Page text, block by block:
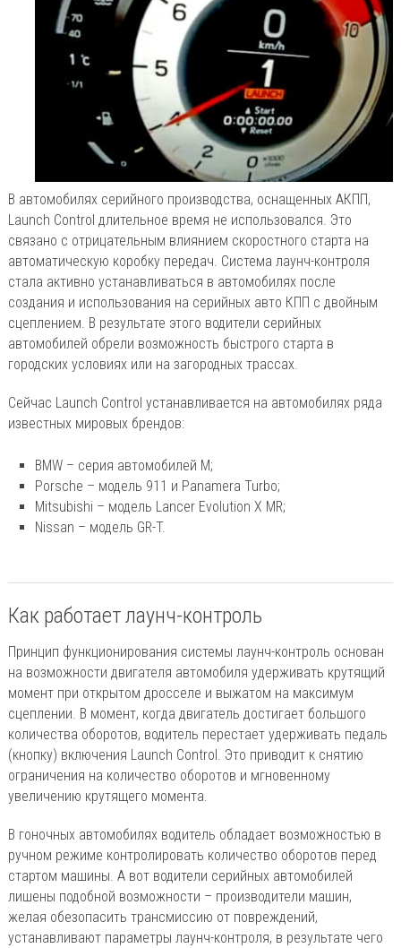
В автомобилях серийного производства, оснащенных АКПП,
Launch Control длительное время не использовался. Это
связано с отрицательным влиянием скоростного старта на
автоматическую коробку передач. Система лаунч-контроля
стала активно устанавливаться в автомобилях после
создания и использования на серийных авто КПП с двойным
сцеплением. В результате этого водители серийных
автомобилей обрели возможность быстрого старта в
городских условиях или на загородных трассах.
Сейчас Launch Control устанавливается на автомобилях ряда
известных мировых брендов:
BMW – серия автомобилей M;
Porsche – модель 911 и Panamera Turbo;
Mitsubishi – модель Lancer Evolution X MR;
Nissan – модель GR-T.
Как работает лаунч-контроль
Принцип функционирования системы лаунч-контроль основан
на возможности двигателя автомобиля удерживать крутящий
момент при открытом дросселе и выжатом на максимум
сцеплении. В момент, когда двигатель достигает большого
количества оборотов, водитель перестает удерживать педаль
(кнопку) включения Launch Control. Это приводит к снятию
ограничения на количество оборотов и мгновенному
увеличению крутящего момента.
В гоночных автомобилях водитель обладает возможностью в
ручном режиме контролировать количество оборотов перед
стартом машины. А вот водители серийных автомобилей
лишены подобной возможности – производители машин,
желая обезопасить трансмиссию от повреждений,
устанавливают параметры лаунч-контроля, в результате чего